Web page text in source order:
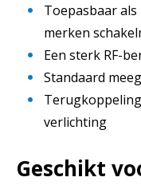
Toepasbaar
merken
Een sterk RF-
Standaard
verlichting
Geschikt